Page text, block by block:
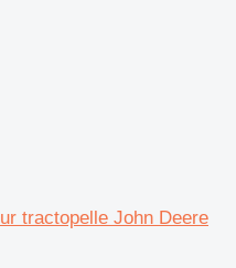
tractopelle John Deere